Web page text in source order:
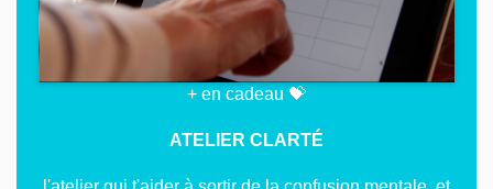
+ en cadeau 💝
ATELIER CLARTÉ